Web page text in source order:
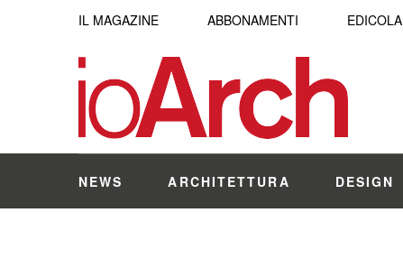
IL MAGAZINE ABBONAMENTI EDICOLA
NEWS ARCHITETTURA DESIGN